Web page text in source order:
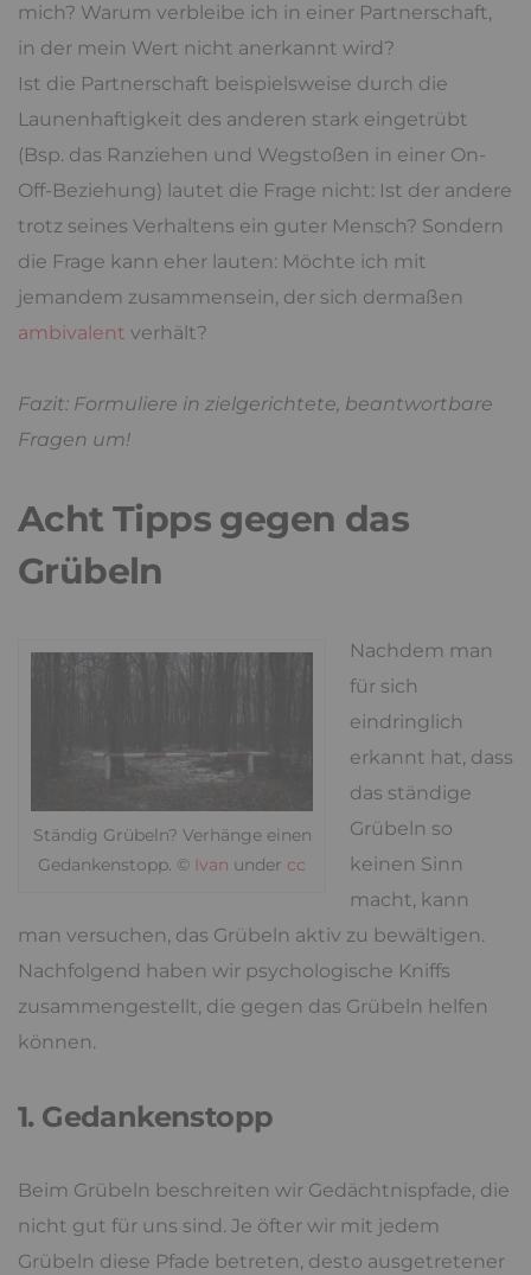
mich? Warum verbleibe ich in einer Partnerschaft,
in der mein Wert nicht anerkannt wird?
Ist die Partnerschaft beispielsweise durch die
Launenhaftigkeit des anderen stark eingetrübt
(Bsp. das Ranziehen und Wegstoßen in einer On-
Off-Beziehung) lautet die Frage nicht: Ist der andere
trotz seines Verhaltens ein guter Mensch? Sondern
die Frage kann eher lauten: Möchte ich mit
jemandem zusammensein, der sich dermaßen
ambivalent verhält?
Fazit: Formuliere in zielgerichtete, beantwortbare
Fragen um!
Acht Tipps gegen das
Grübeln
Ständig Grübeln? Verhänge einen
Gedankenstopp. © Ivan under cc
Nachdem man
für sich
eindringlich
erkannt hat, dass
das ständige
Grübeln so
keinen Sinn
macht, kann
man versuchen, das Grübeln aktiv zu bewältigen.
Nachfolgend haben wir psychologische Kniffs
zusammengestellt, die gegen das Grübeln helfen
können.
1. Gedankenstopp
Beim Grübeln beschreiten wir Gedächtnispfade, die
nicht gut für uns sind. Je öfter wir mit jedem
Grübeln diese Pfade betreten, desto ausgetretener